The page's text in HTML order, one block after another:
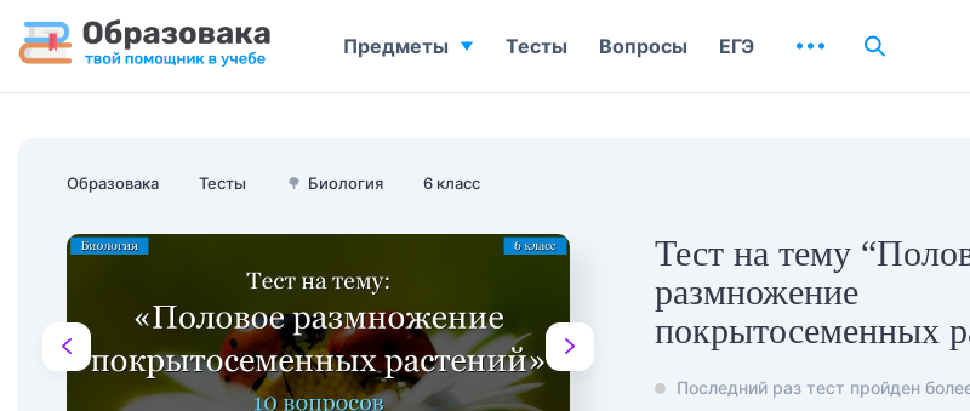
Образовака Тесты 🌳 Биология 6 класс
Тест на тему
размножение
покрытосеменных
Последний раз тест пройден
Предметы Тесты Вопросы ЕГЭ